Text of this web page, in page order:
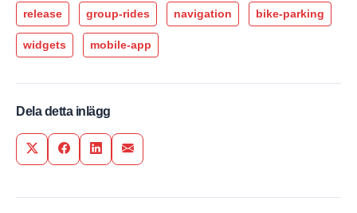
release group-rides navigation bike-parking
widgets mobile-app
Dela detta inlägg
Share on Twitter
Share on Facebook
Share on LinkedIn
Share via Email